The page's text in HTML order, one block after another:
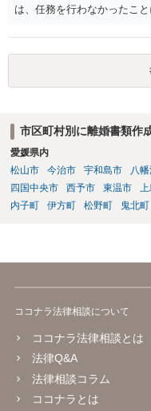
は、任務を行わなかったこ
則はありませんが、道義的
を無くす、不遇を受けるな
市区町村別に離婚書類作
愛媛県内
松山市
今治市 宇和島市 八
四国中央市
西予市 東温市
内子町
伊方町 松野町 鬼北町
ココナラ法律相談について
ココナラ法律相談とは
法律Q&A
法律相談コラム
ココナラとは